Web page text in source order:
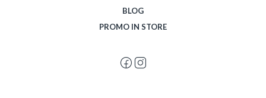
BLOG
PROMO IN STORE